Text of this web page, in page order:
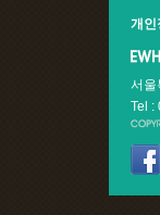
개인
서울
Tel :